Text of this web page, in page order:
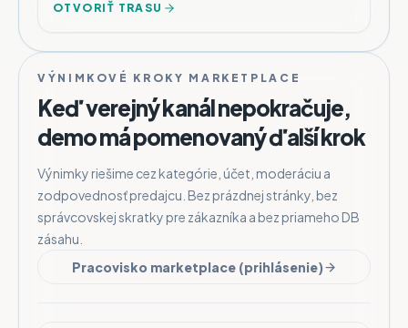
OTVORIŤ TRASU
VÝNIMKOVÉ KROKY MARKETPLACE
Keď verejný kanál nepokračuje,
demo má pomenovaný ďalší krok
Výnimky riešime cez kategórie, účet, moderáciu a
zodpovednosť predajcu. Bez prázdnej stránky, bez
správcovskej skratky pre zákazníka a bez priameho DB
zásahu.
Pracovisko marketplace (prihlásenie)